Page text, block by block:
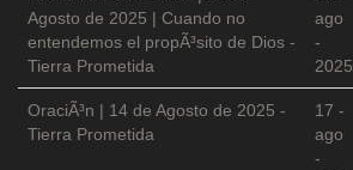
Agosto de 2025 | Cuando no
entendemos el propÃ³sito de Dios -
Tierra Prometida
ago
-
2025
OraciÃ³n | 14 de Agosto de 2025 -
Tierra Prometida
17 -
ago
-